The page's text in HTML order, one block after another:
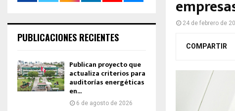
24 de febrero de
COMPARTIR
PUBLICACIONES RECIENTES
Publican proyecto que
actualiza criterios para
auditorías energéticas
en...
6 de agosto de 2026